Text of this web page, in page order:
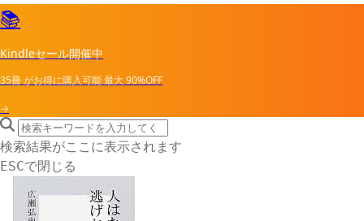
📚
Kindleセール開催中
35冊がお得に購入可能最大90%OFF
→
search icon
サイト内検索
検索結果がここに表示されます
ESCで閉じる